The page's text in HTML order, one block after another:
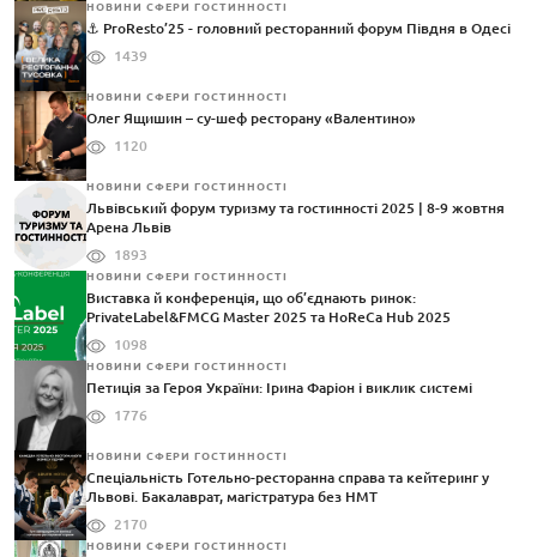
НОВИНИ СФЕРИ ГОСТИННОСТІ
⚓️ ProResto’25 - головний ресторанний форум Півдня в Одесі
1439
НОВИНИ СФЕРИ ГОСТИННОСТІ
Олег Ящишин – су-шеф ресторану «Валентино»
1120
НОВИНИ СФЕРИ ГОСТИННОСТІ
Львівський форум туризму та гостинності 2025 | 8-9 жовтня
Арена Львів
1893
НОВИНИ СФЕРИ ГОСТИННОСТІ
Виставка й конференція, що об’єднають ринок:
PrivateLabel&FMCG Master 2025 та HoReCa Hub 2025
1098
НОВИНИ СФЕРИ ГОСТИННОСТІ
Петиція за Героя України: Ірина Фаріон і виклик системі
1776
НОВИНИ СФЕРИ ГОСТИННОСТІ
Спеціальність Готельно-ресторанна справа та кейтеринг у
Львові. Бакалаврат, магістратура без НМТ
2170
НОВИНИ СФЕРИ ГОСТИННОСТІ